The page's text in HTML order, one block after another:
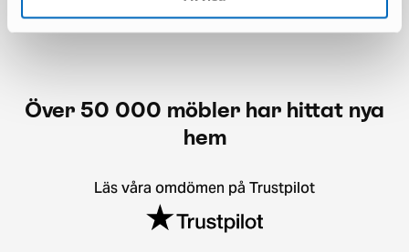
Över 50 000 möbler har hittat nya
hem
Läs våra omdömen på Trustpilot